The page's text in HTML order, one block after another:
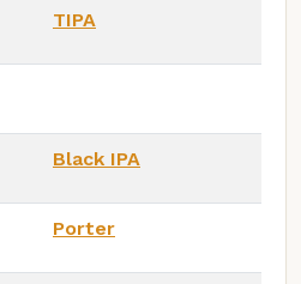
TIPA
Black IPA
Porter